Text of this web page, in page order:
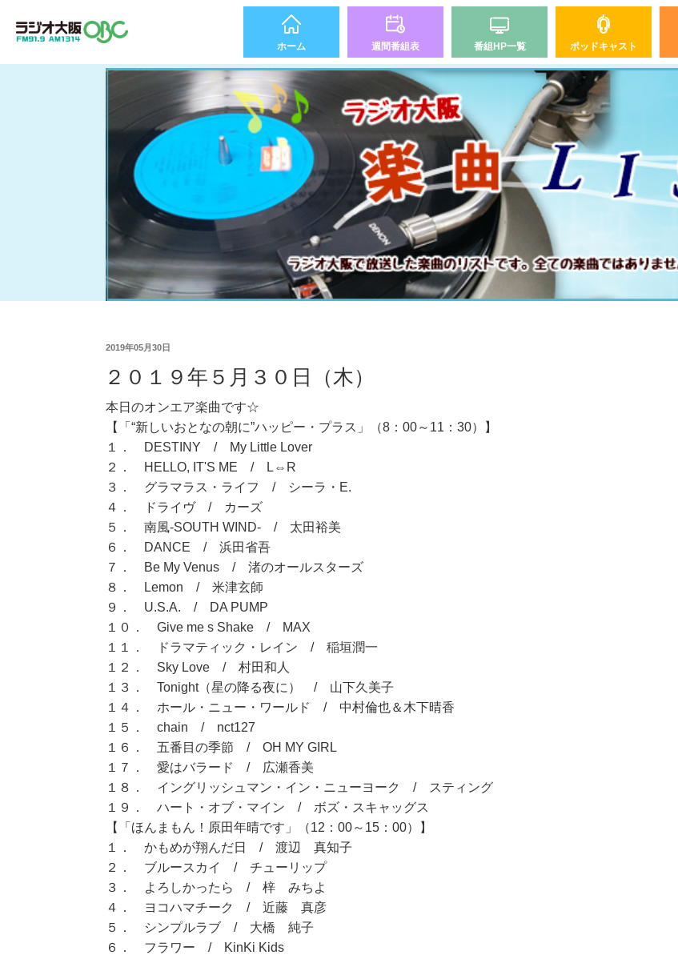
ホーム 週間番組表 番組HP一覧 ポッドキャスト
2019年05月30日
２０１９年５月３０日（木）
本日のオンエア楽曲です☆
【「“新しいおとなの朝に”ハッピー・プラス」（8：00～11：30）】
１． DESTINY / My Little Lover
２． HELLO, IT'S ME / L⇔R
３． グラマラス・ライフ / シーラ・E.
４． ドライヴ / カーズ
５． 南風-SOUTH WIND- / 太田裕美
６． DANCE / 浜田省吾
７． Be My Venus / 渚のオールスターズ
８． Lemon / 米津玄師
９． U.S.A. / DA PUMP
１０． Give me s Shake / MAX
１１． ドラマティック・レイン / 稲垣潤一
１２． Sky Love / 村田和人
１３． Tonight（星の降る夜に） / 山下久美子
１４． ホール・ニュー・ワールド / 中村倫也＆木下晴香
１５． chain / nct127
１６． 五番目の季節 / OH MY GIRL
１７． 愛はバラード / 広瀬香美
１８． イングリッシュマン・イン・ニューヨーク / スティング
１９． ハート・オブ・マイン / ボズ・スキャッグス
【「ほんまもん！原田年晴です」（12：00～15：00）】
１． かもめが翔んだ日 / 渡辺 真知子
２． ブルースカイ / チューリップ
３． よろしかったら / 梓 みちよ
４． ヨコハマチーク / 近藤 真彦
５． シンプルラブ / 大橋 純子
６． フラワー / KinKi Kids